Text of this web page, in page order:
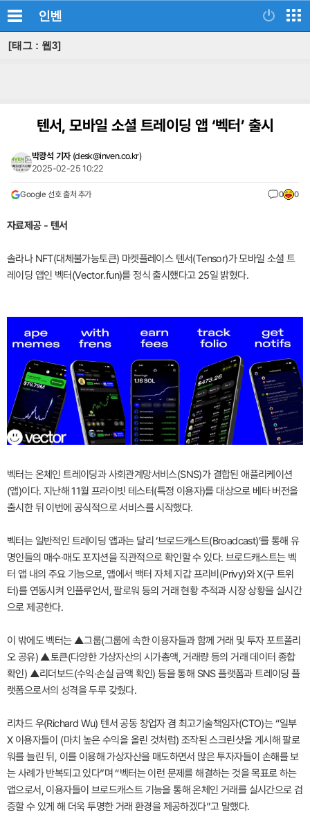
인벤
[태그 : 웹3]
텐서, 모바일 소셜 트레이딩 앱 ‘벡터’ 출시
박광석 기자 (desk@inven.co.kr)
2025-02-25 10:22
Google 선호 출처 추가 0 0
자료제공 - 텐서
솔라나 NFT(대체불가능토큰) 마켓플레이스 텐서(Tensor)가 모바일 소셜 트
레이딩 앱인 벡터(Vector.fun)를 정식 출시했다고 25일 밝혔다.
벡터는 온체인 트레이딩과 사회관계망서비스(SNS)가 결합된 애플리케이션
(앱)이다. 지난해 11월 프라이빗 테스터(특정 이용자)를 대상으로 베타 버전을
출시한 뒤 이번에 공식적으로 서비스를 시작했다.
벡터는 일반적인 트레이딩 앱과는 달리 ‘브로드캐스트(Broadcast)’를 통해 유
명인들의 매수·매도 포지션을 직관적으로 확인할 수 있다. 브로드캐스트는 벡
터 앱 내의 주요 기능으로, 앱에서 백터 자체 지갑 프리비(Privy)와 X(구 트위
터)를 연동시켜 인플루언서, 팔로워 등의 거래 현황 추적과 시장 상황을 실시간
으로 제공한다.
이 밖에도 벡터는 ▲그룹(그룹에 속한 이용자들과 함께 거래 및 투자 포트폴리
오 공유) ▲토큰(다양한 가상자산의 시가총액, 거래량 등의 거래 데이터 종합
확인) ▲리더보드(수익·손실 금액 확인) 등을 통해 SNS 플랫폼과 트레이딩 플
랫폼으로서의 성격을 두루 갖췄다.
리차드 우(Richard Wu) 텐서 공동 창업자 겸 최고기술책임자(CTO)는 “일부
X 이용자들이 (마치 높은 수익을 올린 것처럼) 조작된 스크린샷을 게시해 팔로
워를 늘린 뒤, 이를 이용해 가상자산을 매도하면서 많은 투자자들이 손해를 보
는 사례가 반복되고 있다”며 “벡터는 이런 문제를 해결하는 것을 목표로 하는
앱으로서, 이용자들이 브로드캐스트 기능을 통해 온체인 거래를 실시간으로 검
증할 수 있게 해 더욱 투명한 거래 환경을 제공하겠다”고 말했다.